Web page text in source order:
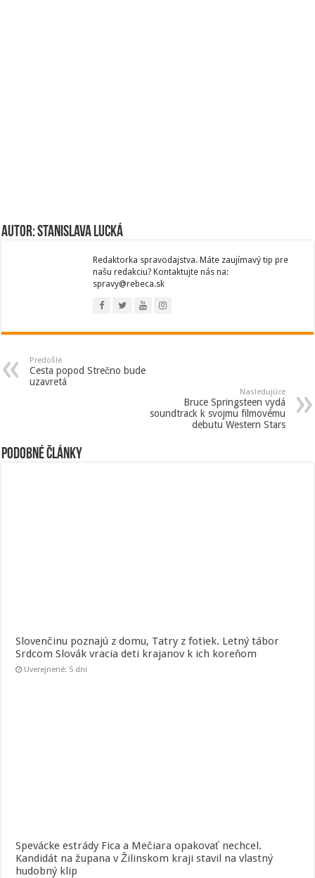
Autor: Stanislava Lucká
Redaktorka spravodajstva. Máte zaujímavý tip pre
našu redakciu? Kontaktujte nás na:
spravy@rebeca.sk
Predošlé
Cesta popod Strečno bude
uzavretá
Nasledujúce
Bruce Springsteen vydá
soundtrack k svojmu filmovému
debutu Western Stars
Podobné články
Slovenčinu poznajú z domu, Tatry z fotiek. Letný tábor
Srdcom Slovák vracia deti krajanov k ich koreňom
Uverejnené: 5 dní
Spevácke estrády Fica a Mečiara opakovať nechcel.
Kandidát na župana v Žilinskom kraji stavil na vlastný
hudobný klip